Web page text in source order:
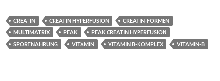
CREATIN CREATIN HYPERFUSION
CREATIN-FORMEN
MULTIMATRIX
PEAK
PEAK CREATIN HYPERFUSION
SPORTNAHRUNG
VITAMIN VITAMIN B-KOMPLEX VITAMIN-B